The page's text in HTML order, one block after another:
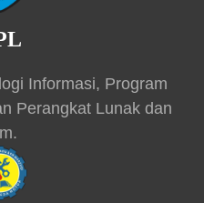
Informasi, Program
Perangkat Lunak dan